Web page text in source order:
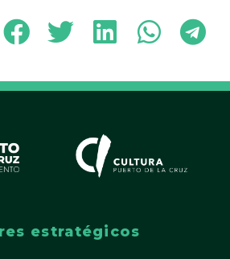
estratégicos